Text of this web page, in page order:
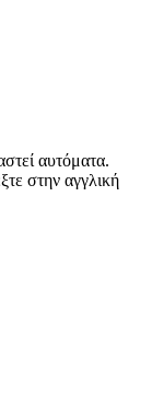
αυτόματα.
στην αγγλική